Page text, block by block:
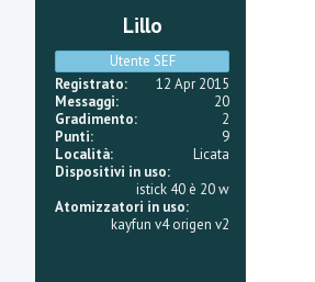
Lillo
Utente SEF
Registrato
12 Apr 2015
Messaggi
20
Gradimento
2
Punti
9
Località
Licata
Dispositivi in uso
istick 40 è 20 w
Atomizzatori in uso
kayfun v4 origen v2